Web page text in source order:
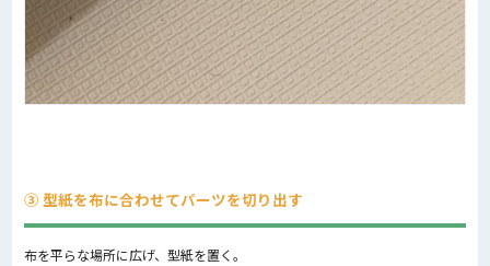
③ 型紙を布に合わせてパーツを切り出す
布を平らな場所に広げ、型紙を置く。